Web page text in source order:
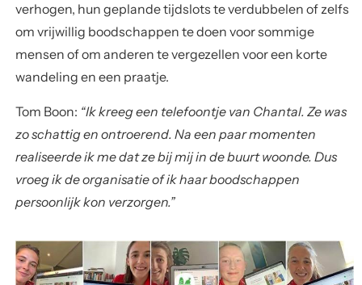
verhogen, hun geplande tijdslots te verdubbelen of zelfs
om vrijwillig boodschappen te doen voor sommige
mensen of om anderen te vergezellen voor een korte
wandeling en een praatje.
Tom Boon: “Ik kreeg een telefoontje van Chantal. Ze was
zo schattig en ontroerend. Na een paar momenten
realiseerde ik me dat ze bij mij in de buurt woonde. Dus
vroeg ik de organisatie of ik haar boodschappen
persoonlijk kon verzorgen.”